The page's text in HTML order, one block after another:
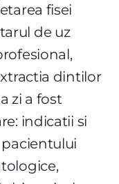
fisei
de uz
dintilor
zi a fost
indicatii si